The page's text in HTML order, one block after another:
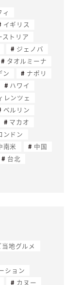
イギリス
ストリア
ジェノバ
タオルミーナ
ン
ナポリ
ハワイ
レンツェ
ベルリン
マカオ
ンドン
南米
中国
台北
当地グルメ
ション
カヌー